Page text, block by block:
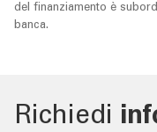
del finanziamento è
banca.
Richiedi